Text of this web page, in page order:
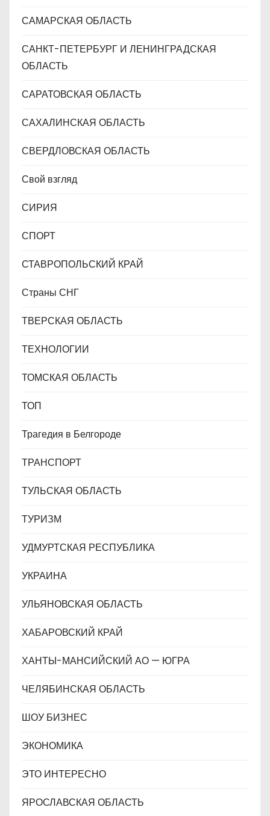
САМАРСКАЯ ОБЛАСТЬ
САНКТ-ПЕТЕРБУРГ И ЛЕНИНГРАДСКАЯ
ОБЛАСТЬ
САРАТОВСКАЯ ОБЛАСТЬ
САХАЛИНСКАЯ ОБЛАСТЬ
СВЕРДЛОВСКАЯ ОБЛАСТЬ
Свой взгляд
СИРИЯ
СПОРТ
СТАВРОПОЛЬСКИЙ КРАЙ
Страны СНГ
ТВЕРСКАЯ ОБЛАСТЬ
ТЕХНОЛОГИИ
ТОМСКАЯ ОБЛАСТЬ
ТОП
Трагедия в Белгороде
ТРАНСПОРТ
ТУЛЬСКАЯ ОБЛАСТЬ
ТУРИЗМ
УДМУРТСКАЯ РЕСПУБЛИКА
УКРАИНА
УЛЬЯНОВСКАЯ ОБЛАСТЬ
ХАБАРОВСКИЙ КРАЙ
ХАНТЫ-МАНСИЙСКИЙ АО — ЮГРА
ЧЕЛЯБИНСКАЯ ОБЛАСТЬ
ШОУ БИЗНЕС
ЭКОНОМИКА
ЭТО ИНТЕРЕСНО
ЯРОСЛАВСКАЯ ОБЛАСТЬ